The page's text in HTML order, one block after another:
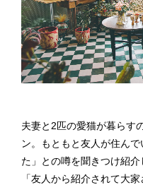
夫妻と2匹の愛猫が暮らす
ン。もともと友人が住ん
た」との噂を聞きつけ紹介
「友人から紹介されて大